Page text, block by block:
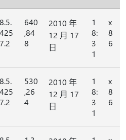
8.5.
425
7.2
640
,84
8
2010 年
12 月 17
日
1
8:
3
1
x
8
6
8.5.
425
7.2
530
,26
4
2010 年
12 月 17
日
1
8:
3
1
x
8
6